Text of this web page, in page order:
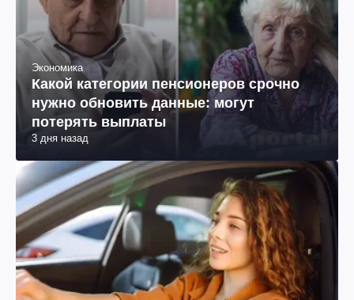
Экономика
Какой категории пенсионеров срочно
нужно обновить данные: могут
потерять выплаты
3 дня назад